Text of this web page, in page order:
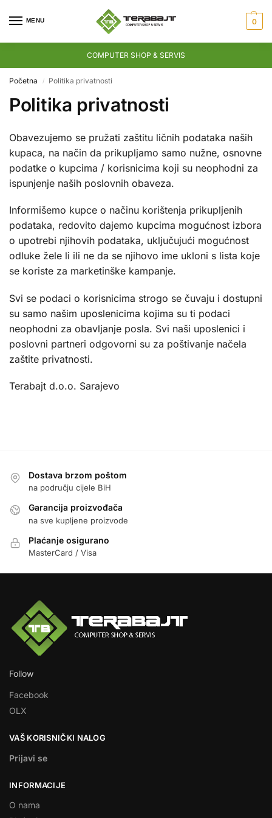
MENU 0
COMPUTER SHOP & SERVIS
Početna / Politika privatnosti
Politika privatnosti
Obavezujemo se pružati zaštitu ličnih podataka naših
kupaca, na način da prikupljamo samo nužne, osnovne
podatke o kupcima / korisnicima koji su neophodni za
ispunjenje naših poslovnih obaveza.
Informišemo kupce o načinu korištenja prikupljenih
podataka, redovito dajemo kupcima mogućnost izbora
o upotrebi njihovih podataka, uključujući mogućnost
odluke žele li ili ne da se njihovo ime ukloni s lista koje
se koriste za marketinške kampanje.
Svi se podaci o korisnicima strogo se čuvaju i dostupni
su samo našim uposlenicima kojima su ti podaci
neophodni za obavljanje posla. Svi naši uposlenici i
poslovni partneri odgovorni su za poštivanje načela
zaštite privatnosti.
Terabajt d.o.o. Sarajevo
Dostava brzom poštom
na području cijele BiH
Garancija proizvođača
na sve kupljene proizvode
Plaćanje osigurano
MasterCard / Visa
Follow
Facebook
OLX
VAŠ KORISNIČKI NALOG
Prijavi se
INFORMACIJE
O nama